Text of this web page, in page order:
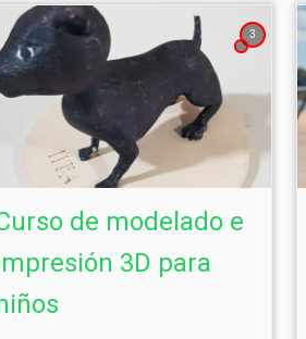
3
de modelado e
3D para